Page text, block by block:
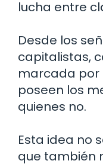
lucha entre
Desde los
capitalistas,
marcada por
poseen los
quienes no.
Esta idea no
que también